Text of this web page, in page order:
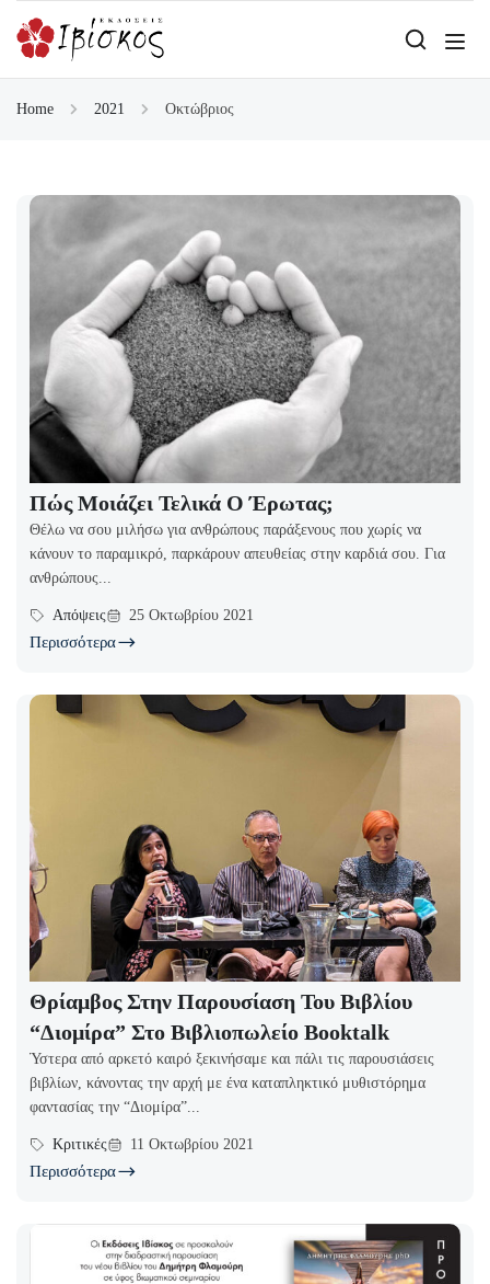
Home 2021 Οκτώβριος
Πώς Μοιάζει Τελικά Ο Έρωτας;
Θέλω να σου μιλήσω για ανθρώπους παράξενους που χωρίς να
κάνουν το παραμικρό, παρκάρουν απευθείας στην καρδιά σου. Για
ανθρώπους...
Απόψεις 25 Οκτωβρίου 2021
Περισσότερα
Θρίαμβος Στην Παρουσίαση Του Βιβλίου
“Διομίρα” Στο Βιβλιοπωλείο Booktalk
Ύστερα από αρκετό καιρό ξεκινήσαμε και πάλι τις παρουσιάσεις
βιβλίων, κάνοντας την αρχή με ένα καταπληκτικό μυθιστόρημα
φαντασίας την “Διομίρα”...
Κριτικές 11 Οκτωβρίου 2021
Περισσότερα